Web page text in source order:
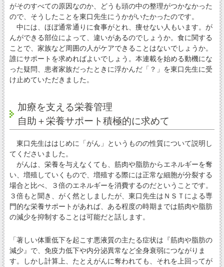
がそのすべての原因なのか、どうも頭の中の整理がつかなかった
ので、そうしたことを東口先生にうかがいたかったのです。
中には、ほぼ通常通りに食事がとれ、痩せない人もいます。が
んができる部位によって、違いがあるのでしょうか。食に関する
ことで、家族など周囲の人がケアできることはないでしょうか。
誰にサポートを求めればよいでしょう。本連載を始める動機にな
った疑問、患者家族だったときに浮かんだ「？」を東口先生に受
け止めていただきました。
加療を支える栄養管理
自助＋栄養サポート積極的に求めて
東口先生ははじめに「がん」というものの性質について説明し
てくださいました。
がんは、栄養を与えなくても、筋肉や脂肪からエネルギーを奪
い、増殖していくもので、増殖する際には正常な細胞が分裂する
場合と比べ、３倍のエネルギーを消費するのだということです。
３倍もと聞き、がく然としましたが、東口先生はＮＳＴによる専
門的な栄養サポートがあれば、ある程度の時期までは筋肉や脂肪
の減少を抑制することは可能だと話します。
「著しい体重低下を起こす悪液質の主たる症状は『筋肉や脂肪の
減少』で、免疫力低下や内分泌異常など全身衰弱につながりま
す。しかし計算上、たとえがんに奪われても、それを上回ってが